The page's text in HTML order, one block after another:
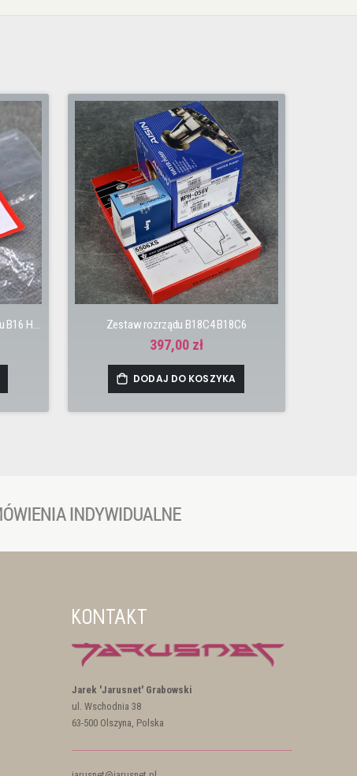
OEM Zaślepka, korek wałka rozrządu B16 H22 Zestaw rozrządu B18C4 B18C6
397,00 zł
DODAJ DO KOSZYKA
KONTAKT
Jarek 'Jarusnet' Grabowski
ul. Wschodnia 38
63-500 Olszyna, Polska